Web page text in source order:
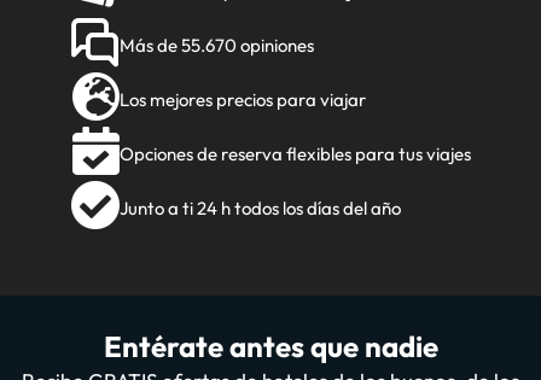
Más de 55.670 opiniones
Los mejores precios para viajar
Opciones de reserva flexibles para tus viajes
Junto a ti 24 h todos los días del año
Entérate antes que nadie